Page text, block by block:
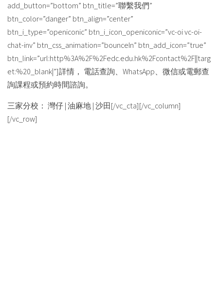
add_button=”bottom” btn_title=”聯繫我們”
btn_color=”danger” btn_align=”center”
btn_i_type=”openiconic” btn_i_icon_openiconic=”vc-oi vc-oi-
chat-inv” btn_css_animation=”bounceIn” btn_add_icon=”true”
btn_link=”url:http%3A%2F%2Fedc.edu.hk%2Fcontact%2F||targ
et:%20_blank|”]詳情， 電話查詢、WhatsApp、微信或電郵查
詢課程或預約時間諮詢。
三家分校： 灣仔 | 油麻地 | 沙田[/vc_cta][/vc_column]
[/vc_row]